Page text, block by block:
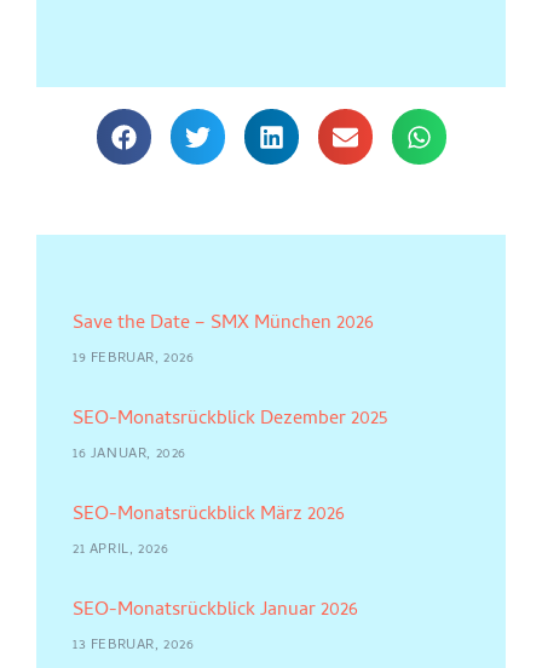
Save the Date – SMX München 2026
19 FEBRUAR, 2026
SEO-Monatsrückblick Dezember 2025
16 JANUAR, 2026
SEO-Monatsrückblick März 2026
21 APRIL, 2026
SEO-Monatsrückblick Januar 2026
13 FEBRUAR, 2026